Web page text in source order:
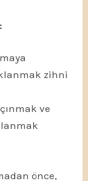
zihni
ve
önce,